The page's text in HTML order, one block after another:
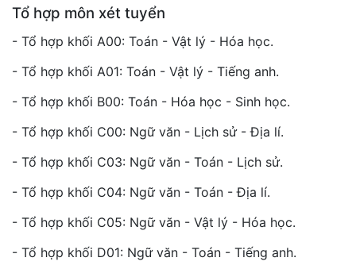
Tổ hợp môn xét tuyển
- Tổ hợp khối A00: Toán - Vật lý - Hóa học.
- Tổ hợp khối A01: Toán - Vật lý - Tiếng anh.
- Tổ hợp khối B00: Toán - Hóa học - Sinh học.
- Tổ hợp khối C00: Ngữ văn - Lịch sử - Địa lí.
- Tổ hợp khối C03: Ngữ văn - Toán - Lịch sử.
- Tổ hợp khối C04: Ngữ văn - Toán - Địa lí.
- Tổ hợp khối C05: Ngữ văn - Vật lý - Hóa học.
- Tổ hợp khối D01: Ngữ văn - Toán - Tiếng anh.